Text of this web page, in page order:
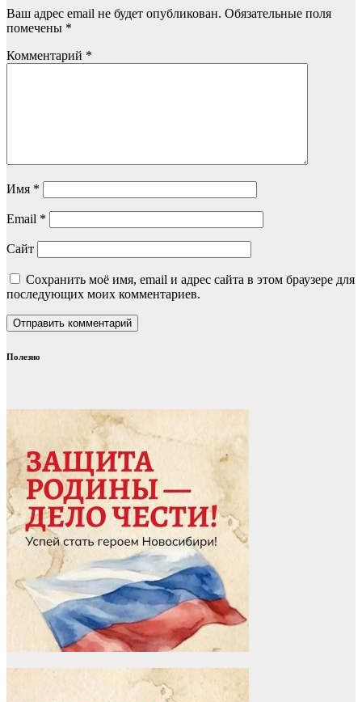
Ваш адрес email не будет опубликован. Обязательные поля
помечены *
Комментарий *
Имя *
Email *
Сайт
Сохранить моё имя, email и адрес сайта в этом браузере для
последующих моих комментариев.
Полезно